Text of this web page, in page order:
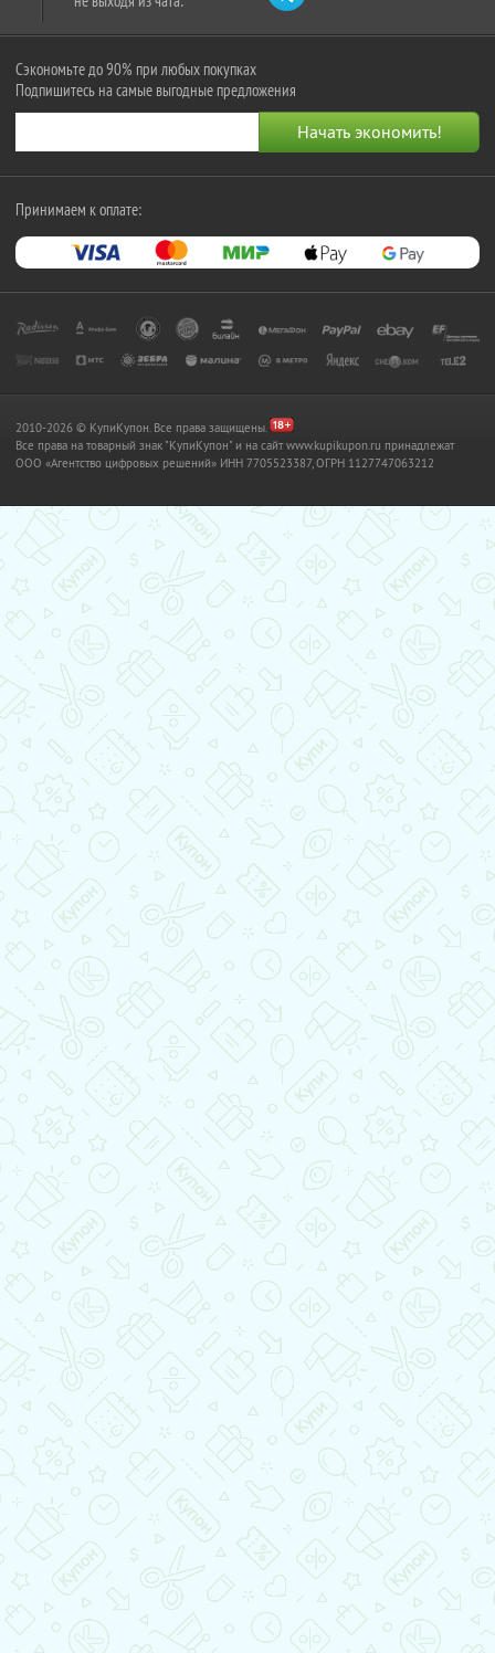
Сэкономьте до 90% при любых покупках
Подпишитесь на самые выгодные предложения
Принимаем к оплате:
2010-2026 © КупиКупон. Все права защищены.
Все права на товарный знак "КупиКупон" и на сайт www.kupikupon.ru принадлежат
OOO «Агентство цифровых решений» ИНН 7705523387, ОГРН 1127747063212